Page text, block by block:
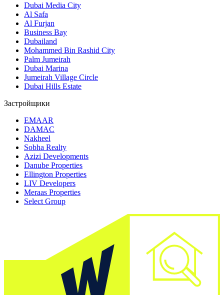
Dubai Media City
Al Safa
Al Furjan
Business Bay
Dubailand
Mohammed Bin Rashid City
Palm Jumeirah
Dubai Marina
Jumeirah Village Circle
Dubai Hills Estate
Застройщики
EMAAR
DAMAC
Nakheel
Sobha Realty
Azizi Developments
Danube Properties
Ellington Properties
LIV Developers
Meraas Properties
Select Group